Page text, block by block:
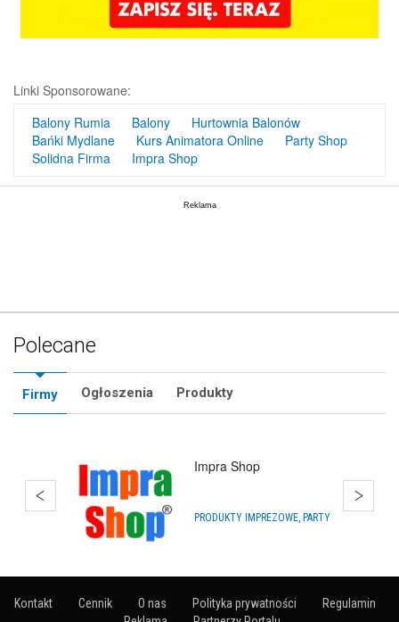
Linki Sponsorowane:
Balony Rumia
Balony
Hurtownia Balonów
Bańki Mydlane
Kurs Animatora Online
Party Shop
Solidna Firma
Impra Shop
Polecane
Firmy Ogłoszenia Produkty
Balony Rumia
ARTYKUŁY NA IMPREZY
Kontakt Cennik O nas Polityka prywatności
Regulamin